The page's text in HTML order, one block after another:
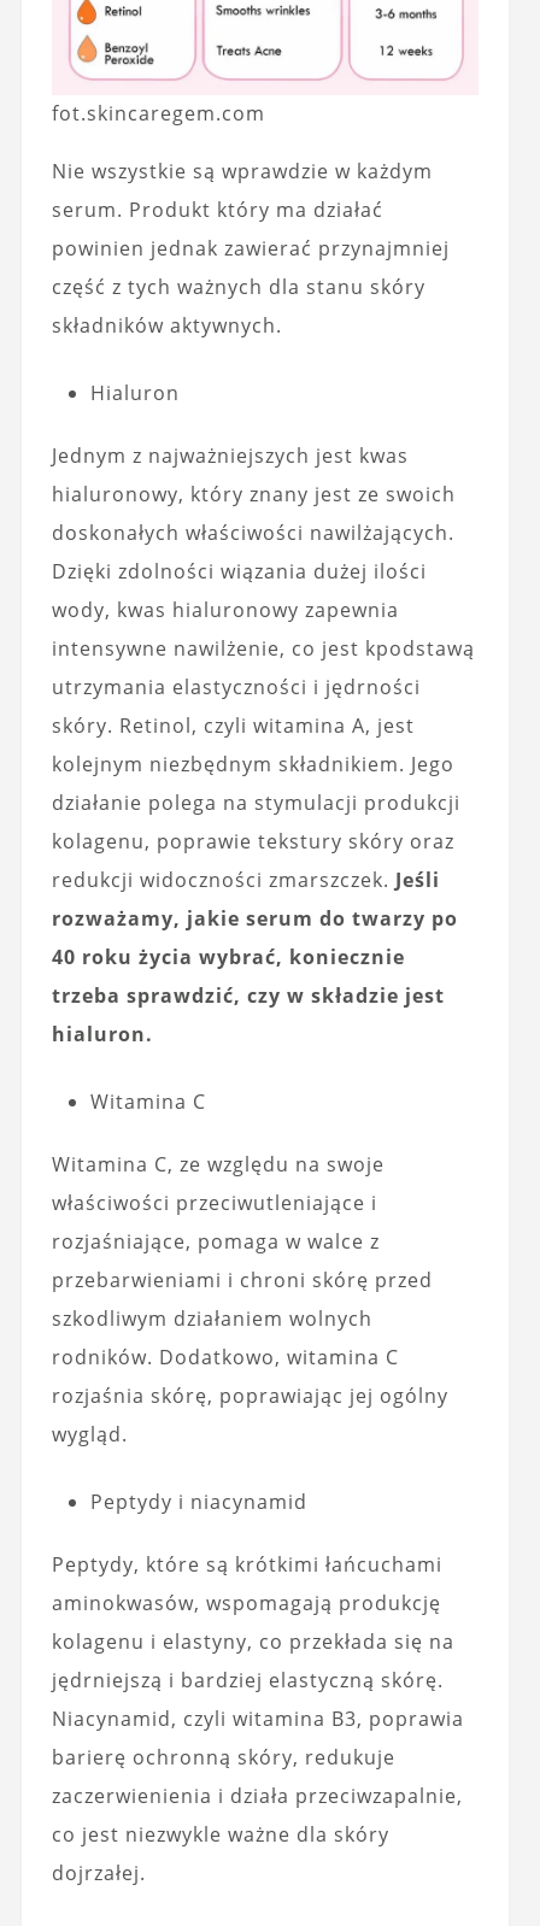
fot.skincaregem.com
Nie wszystkie są wprawdzie w każdym
serum. Produkt który ma działać
powinien jednak zawierać przynajmniej
część z tych ważnych dla stanu skóry
składników aktywnych.
Hialuron
Jednym z najważniejszych jest kwas
hialuronowy, który znany jest ze swoich
doskonałych właściwości nawilżających.
Dzięki zdolności wiązania dużej ilości
wody, kwas hialuronowy zapewnia
intensywne nawilżenie, co jest kpodstawą
utrzymania elastyczności i jędrności
skóry. Retinol, czyli witamina A, jest
kolejnym niezbędnym składnikiem. Jego
działanie polega na stymulacji produkcji
kolagenu, poprawie tekstury skóry oraz
redukcji widoczności zmarszczek. Jeśli
rozważamy, jakie serum do twarzy po
40 roku życia wybrać, koniecznie
trzeba sprawdzić, czy w składzie jest
hialuron.
Witamina C
Witamina C, ze względu na swoje
właściwości przeciwutleniające i
rozjaśniające, pomaga w walce z
przebarwieniami i chroni skórę przed
szkodliwym działaniem wolnych
rodników. Dodatkowo, witamina C
rozjaśnia skórę, poprawiając jej ogólny
wygląd.
Peptydy i niacynamid
Peptydy, które są krótkimi łańcuchami
aminokwasów, wspomagają produkcję
kolagenu i elastyny, co przekłada się na
jędrniejszą i bardziej elastyczną skórę.
Niacynamid, czyli witamina B3, poprawia
barierę ochronną skóry, redukuje
zaczerwienienia i działa przeciwzapalnie,
co jest niezwykle ważne dla skóry
dojrzałej.